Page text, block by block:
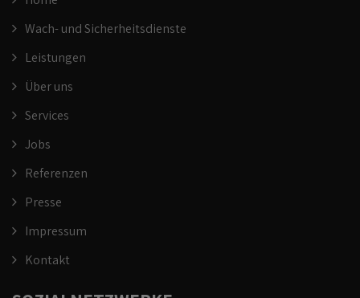
Wach- und Sicherheitsdienste
Leistungen
Über uns
Services
Jobs
Referenzen
Presse
Impressum
Kontakt